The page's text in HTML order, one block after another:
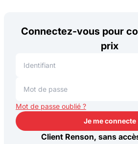
Connectez-vous pour
prix
Mot de passe oublié ?
Je me connecte
Je me connecte
Client Renson, sans